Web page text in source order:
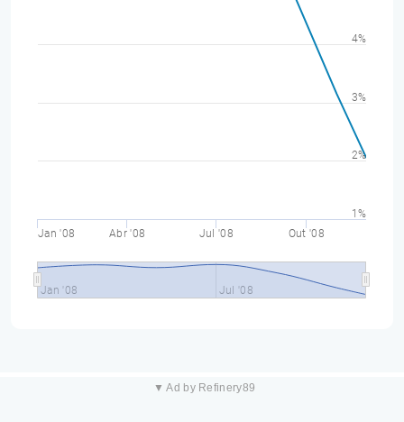
Jan '08 Abr '08 Jul '08 Out '08
Jan '08 Jul '08
1%
2%
3%
4%
▼ Ad by Refinery89